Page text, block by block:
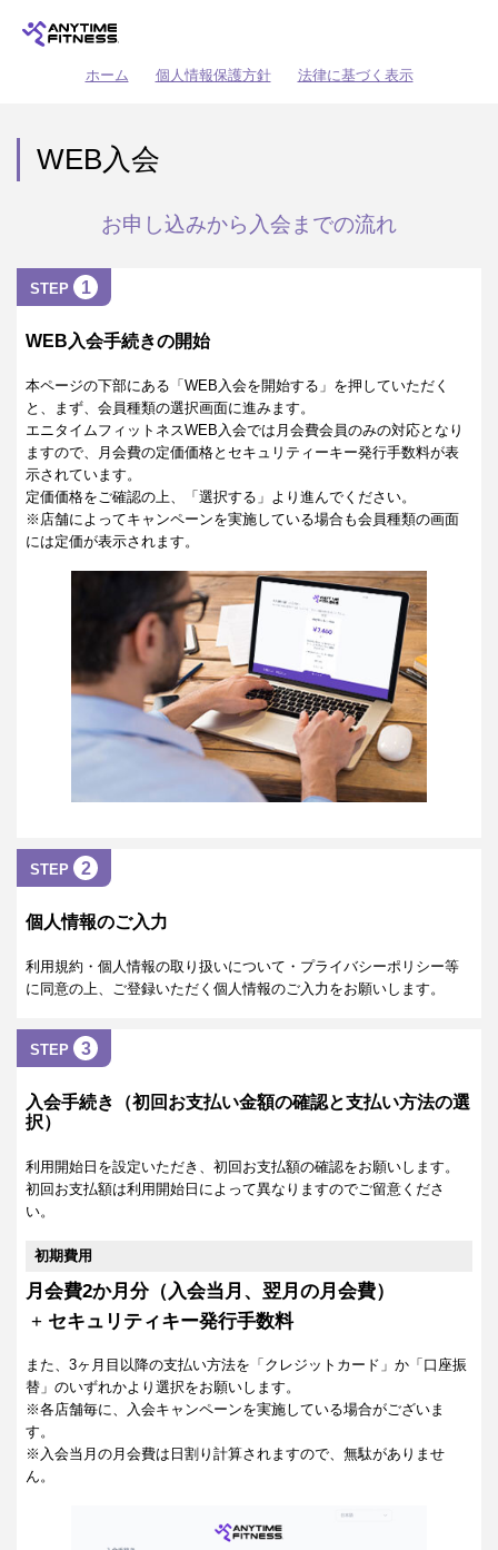
ホーム 個人情報保護方針 法律に基づく表示
WEB入会
お申し込みから入会までの流れ
STEP 1
WEB入会手続きの開始
本ページの下部にある「WEB入会を開始する」を押していただく
と、まず、会員種類の選択画面に進みます。
エニタイムフィットネスWEB入会では月会費会員のみの対応となり
ますので、月会費の定価価格とセキュリティーキー発行手数料が表
示されています。
定価価格をご確認の上、「選択する」より進んでください。
※店舗によってキャンペーンを実施している場合も会員種類の画面
には定価が表示されます。
STEP 2
個人情報のご入力
利用規約・個人情報の取り扱いについて・プライバシーポリシー等
に同意の上、ご登録いただく個人情報のご入力をお願いします。
STEP 3
入会手続き（初回お支払い金額の確認と支払い方法の選
択）
利用開始日を設定いただき、初回お支払額の確認をお願いします。
初回お支払額は利用開始日によって異なりますのでご留意くださ
い。
初期費用
月会費2か月分（入会当月、翌月の月会費）
+ セキュリティキー発行手数料
また、3ヶ月目以降の支払い方法を「クレジットカード」か「口座振
替」のいずれかより選択をお願いします。
※各店舗毎に、入会キャンペーンを実施している場合がございま
す。
※入会当月の月会費は日割り計算されますので、無駄がありませ
ん。